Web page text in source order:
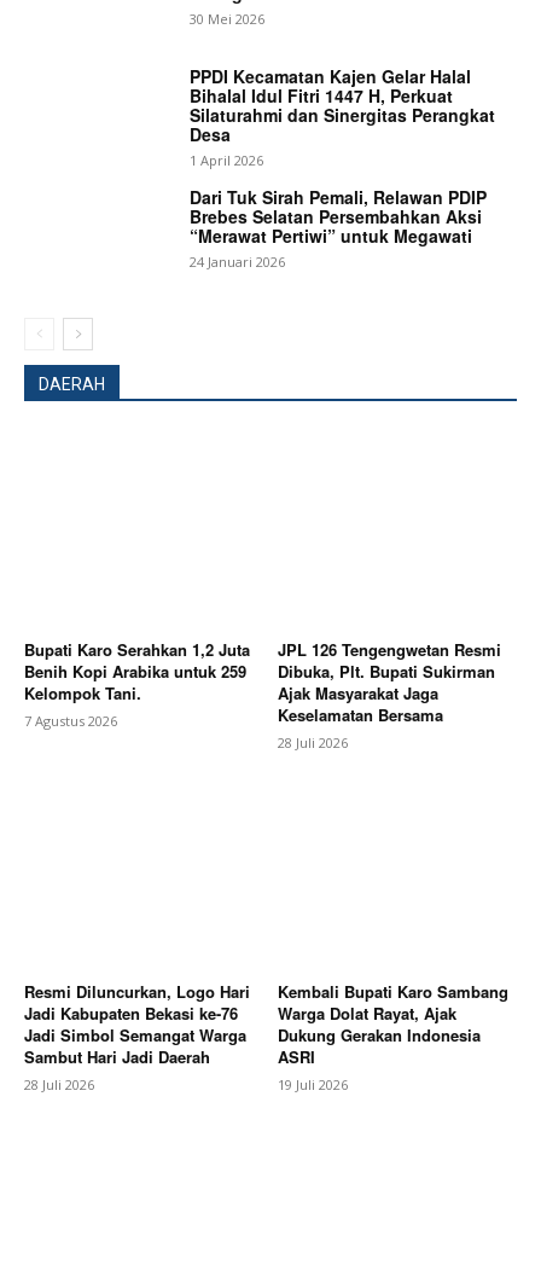
SUBSCRIBE NOW
Company
Contact us
Subscription Plans
30 Mei 2026
PPDI Kecamatan Kajen Gelar Halal
Bihalal Idul Fitri 1447 H, Perkuat
Silaturahmi dan Sinergitas Perangkat
Desa
1 April 2026
Dari Tuk Sirah Pemali, Relawan PDIP
Brebes Selatan Persembahkan Aksi
“Merawat Pertiwi” untuk Megawati
24 Januari 2026
DAERAH
Bupati Karo Serahkan 1,2 Juta
Benih Kopi Arabika untuk 259
Kelompok Tani.
7 Agustus 2026
JPL 126 Tengengwetan Resmi
Dibuka, Plt. Bupati Sukirman
Ajak Masyarakat Jaga
Keselamatan Bersama
28 Juli 2026
Resmi Diluncurkan, Logo Hari
Jadi Kabupaten Bekasi ke-76
Jadi Simbol Semangat Warga
Sambut Hari Jadi Daerah
28 Juli 2026
Kembali Bupati Karo Sambang
Warga Dolat Rayat, Ajak
Dukung Gerakan Indonesia
ASRI
19 Juli 2026